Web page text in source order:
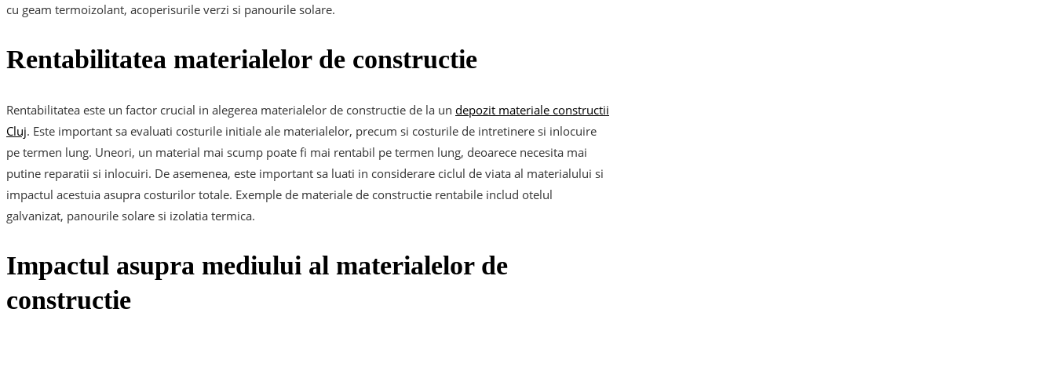
cu geam termoizolant, acoperisurile verzi si panourile solare.
Rentabilitatea materialelor de constructie
Rentabilitatea este un factor crucial in alegerea materialelor de constructie de la un depozit materiale constructii
Cluj. Este important sa evaluati costurile initiale ale materialelor, precum si costurile de intretinere si inlocuire
pe termen lung. Uneori, un material mai scump poate fi mai rentabil pe termen lung, deoarece necesita mai
putine reparatii si inlocuiri. De asemenea, este important sa luati in considerare ciclul de viata al materialului si
impactul acestuia asupra costurilor totale. Exemple de materiale de constructie rentabile includ otelul
galvanizat, panourile solare si izolatia termica.
Impactul asupra mediului al materialelor de
constructie